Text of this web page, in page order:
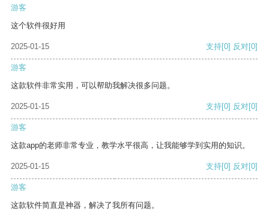
游客
这个软件很好用
2025-01-15 支持[0] 反对[0]
游客
这款软件非常实用，可以帮助我解决很多问题。
2025-01-15 支持[0] 反对[0]
游客
这款app的老师非常专业，教学水平很高，让我能够学到实用的知识。
2025-01-15 支持[0] 反对[0]
游客
这款软件简直是神器，解决了我所有问题。